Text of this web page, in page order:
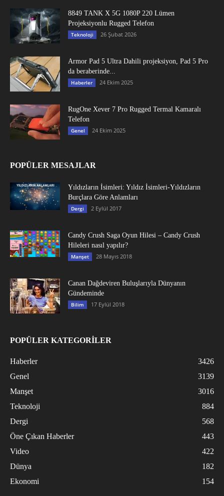
8849 TANK X 5G 1080P 220 Lümen
Projeksiyonlu Rugged Telefon
Teknoloji 26 Şubat 2026
Armor Pad 5 Ultra Dahili projeksiyon, Pad 5 Pro
da beraberinde...
Haberler 24 Ekim 2025
RugOne Xever 7 Pro Rugged Termal Kamaralı
Telefon
Genel 24 Ekim 2025
POPÜLER MESAJLAR
Yıldızların İsimleri: Yıldız İsimleri-Yıldızların
Burçlara Göre Anlamları
Dergi 2 Eylül 2017
Candy Crush Saga Oyun Hilesi – Candy Crush
Hileleri nasıl yapılır?
Manşet 28 Mayıs 2018
Canan Dağdeviren Buluşlarıyla Dünyanın
Gündeminde
Bilim 17 Eylül 2018
POPÜLER KATEGORİLER
Haberler
3426
Genel
3139
Manşet
3016
Teknoloji
884
Dergi
568
Öne Çıkan Haberler
443
Video
422
Dünya
182
Ekonomi
154